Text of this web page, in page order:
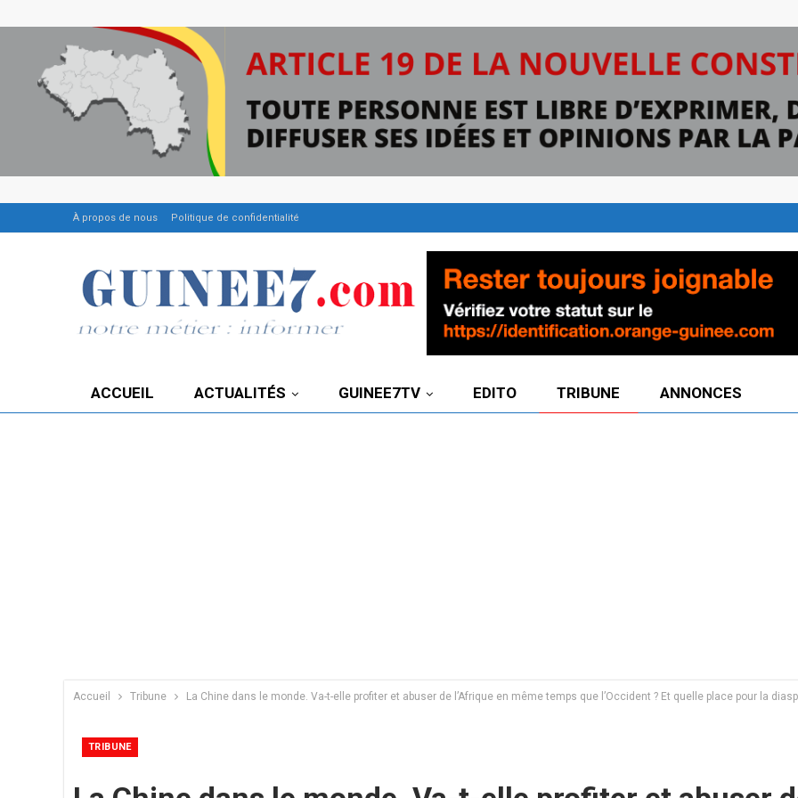
À propos de nous Politique de confidentialité
ACCUEIL ACTUALITÉS GUINEE7TV EDITO TRIBUNE ANNONCES
Accueil Tribune La Chine dans le monde. Va-t-elle profiter et abuser de l’Afrique en même temps que l’Occident ? Et quelle place pour la
TRIBUNE